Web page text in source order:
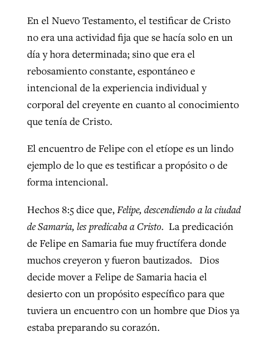
En el Nuevo Testamento, el testificar de Cristo
no era una actividad fija que se hacía solo en un
día y hora determinada; sino que era el
rebosamiento constante, espontáneo e
intencional de la experiencia individual y
corporal del creyente en cuanto al conocimiento
que tenía de Cristo.
El encuentro de Felipe con el etíope es un lindo
ejemplo de lo que es testificar a propósito o de
forma intencional.
Hechos 8:5 dice que,Felipe, descendiendo a la ciudad
de Samaria, les predicaba a Cristo. La predicación
de Felipe en Samaria fue muy fructífera donde
muchos creyeron y fueron bautizados. Dios
decide mover a Felipe de Samaria hacia el
desierto con un propósito específico para que
tuviera un encuentro con un hombre que Dios ya
estaba preparando su corazón.
April 11, 2023
READ MORE
ByJessica King , postedJuly 24, 2026
READ MORE